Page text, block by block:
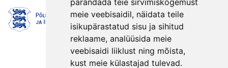
parandada teie sirvimiskogemust
meie veebisaidil, näidata teile
isikupärastatud sisu ja sihitud
reklaame, analüüsida meie
veebisaidi liiklust ning mõista,
kust meie külastajad tulevad.